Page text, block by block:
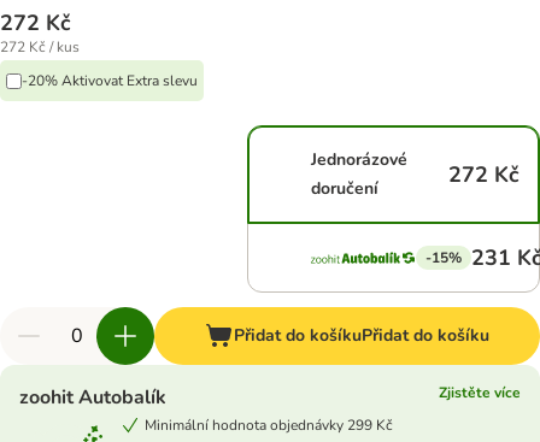
272 Kč
272 Kč / kus
-20% Aktivovat Extra slevu
Jednorázové
doručení
272 Kč
-15% 231
Přidat do košíkuPřidat do košíku
zoohit Autobalík
Zjistěte více
Minimální hodnota objednávky 299 Kč